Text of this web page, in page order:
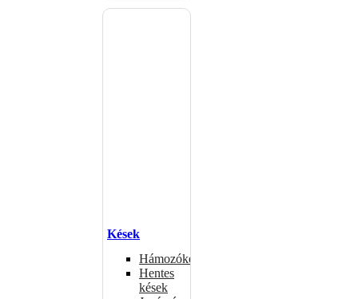
Kések
Hámozókések
Hentes
kések